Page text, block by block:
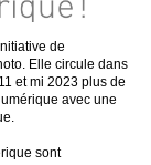
de
Elle circule dans
et mi 2023 plus de
avec une
sont